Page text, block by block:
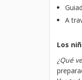
A
Los
¿Qué